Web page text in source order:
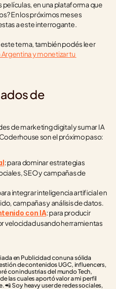
en una plataforma que
En los próximos meses
a este interrogante.
Si te interesa seguir explorando este tema, también podés leer
y monetizar tu
de
de marketing digital y sumar IA
son el próximo paso:
: para dominar estrategias
SEO y campañas de
integrar inteligencia artificial en
campañas y análisis de datos.
con IA: para producir
velocidad usando herramientas
en Publicidad con una sólida
de contenidos UGC, influencers,
con industrias del mundo Tech,
las cuales aportó valor a mi perfil
Soy heavy user de redes sociales,